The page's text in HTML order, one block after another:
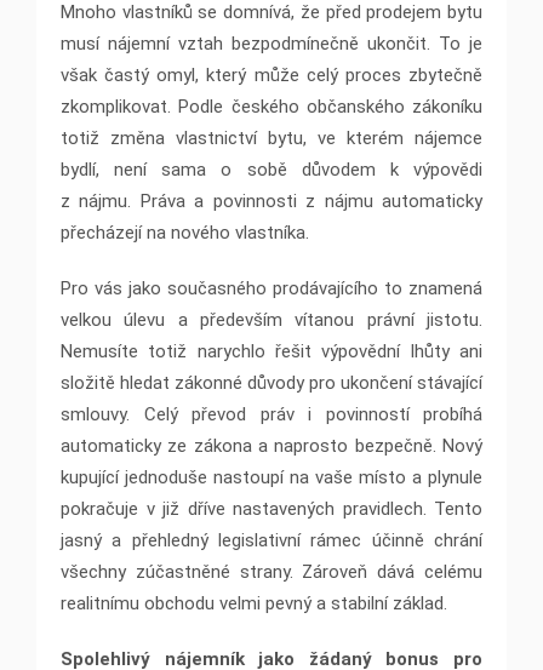
Mnoho vlastníků se domnívá, že před prodejem bytu
musí nájemní vztah bezpodmínečně ukončit. To je
však častý omyl, který může celý proces zbytečně
zkomplikovat. Podle českého občanského zákoníku
totiž změna vlastnictví bytu, ve kterém nájemce
bydlí, není sama o sobě důvodem k výpovědi
z nájmu. Práva a povinnosti z nájmu automaticky
přecházejí na nového vlastníka.
Pro vás jako současného prodávajícího to znamená
velkou úlevu a především vítanou právní jistotu.
Nemusíte totiž narychlo řešit výpovědní lhůty ani
složitě hledat zákonné důvody pro ukončení stávající
smlouvy. Celý převod práv i povinností probíhá
automaticky ze zákona a naprosto bezpečně. Nový
kupující jednoduše nastoupí na vaše místo a plynule
pokračuje v již dříve nastavených pravidlech. Tento
jasný a přehledný legislativní rámec účinně chrání
všechny zúčastněné strany. Zároveň dává celému
realitnímu obchodu velmi pevný a stabilní základ.
Spolehlivý nájemník jako žádaný bonus pro